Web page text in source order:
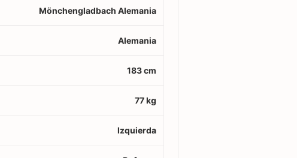
Mönchengladbach Alemania
Alemania
183 cm
77 kg
Izquierda